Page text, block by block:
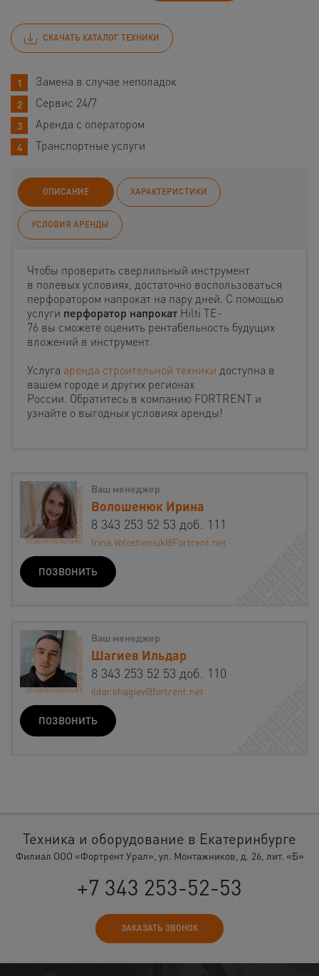
СКАЧАТЬ КАТАЛОГ ТЕХНИКИ
Замена в случае неполадок
Сервис 24/7
Аренда с оператором
Транспортные услуги
ОПИСАНИЕ ХАРАКТЕРИСТИКИ
УСЛОВИЯ АРЕНДЫ
Чтобы проверить сверлильный инструмент
в полевых условиях, достаточно воспользоваться
перфоратором напрокат на пару дней. С помощью
услуги перфоратор напрокат Hilti TE-
76 вы сможете оценить рентабельность будущих
вложений в инструмент.
Услуга аренда строительной техники доступна в
вашем городе и других регионах
России. Обратитесь в компанию FORTRENT и
узнайте о выгодных условиях аренды!
Ваш менеджер
Волошенюк Ирина
8 343 253 52 53 доб. 111
Irina.Volosheniuk@Fortrent.net
ПОЗВОНИТЬ
Ваш менеджер
Шагиев Ильдар
8 343 253 52 53 доб. 110
ildar.shagiev@fortrent.net
ПОЗВОНИТЬ
Техника и оборудование в Екатеринбурге
Филиал ООО «Фортрент Урал», ул. Монтажников, д. 26, лит. «Б»
+7 343 253-52-53
ЗАКАЗАТЬ ЗВОНОК